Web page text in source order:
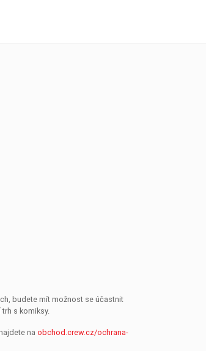
budete mít možnost se účastnit
s komiksy.
na obchod.crew.cz/ochrana-